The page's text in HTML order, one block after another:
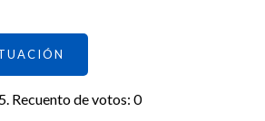
Recuento de votos: 0